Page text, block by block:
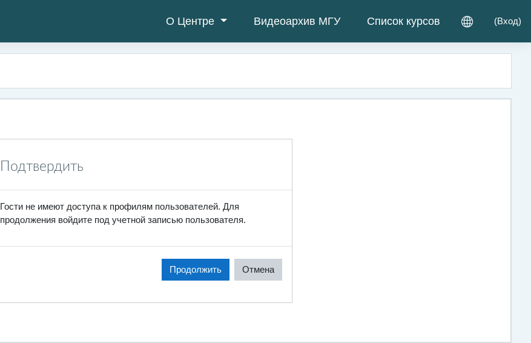
О Центре Видеоархив МГУ Список курсов (Вход)
Подтвердить
Гости не имеют доступа к профилям пользователей. Для
продолжения войдите под учетной записью пользователя.
Продолжить Отмена